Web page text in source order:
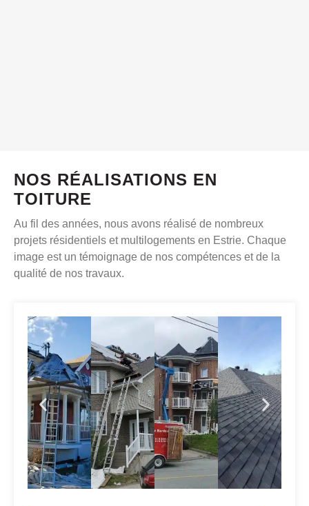
NOS RÉALISATIONS EN
TOITURE
Au fil des années, nous avons réalisé de nombreux
projets résidentiels et multilogements en Estrie. Chaque
image est un témoignage de nos compétences et de la
qualité de nos travaux.